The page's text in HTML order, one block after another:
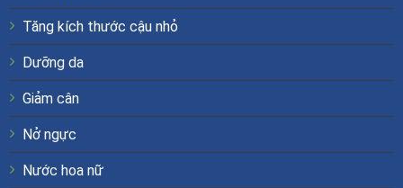
Tăng kích thước cậu nhỏ
Dưỡng da
Giảm cân
Nở ngực
Nước hoa nữ